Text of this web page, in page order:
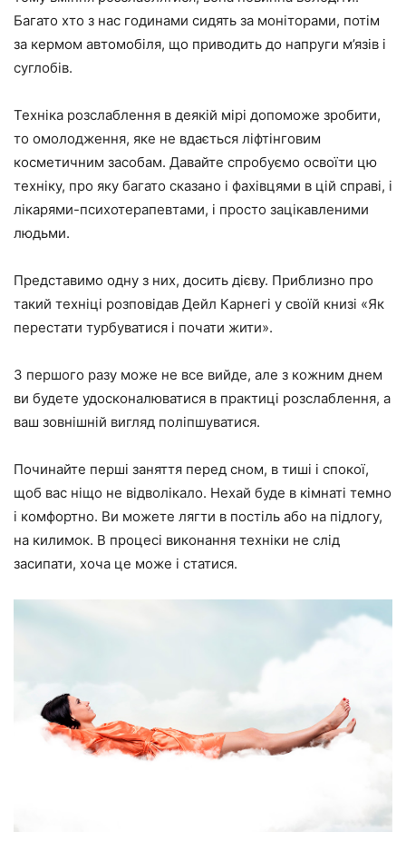
Багато хто з нас годинами сидять за моніторами, потім
за кермом автомобіля, що приводить до напруги м’язів і
суглобів.
Техніка розслаблення в деякій мірі допоможе зробити,
то омолодження, яке не вдається ліфтінговим
косметичним засобам. Давайте спробуємо освоїти цю
техніку, про яку багато сказано і фахівцями в цій справі, і
лікарями-психотерапевтами, і просто зацікавленими
людьми.
Представимо одну з них, досить дієву. Приблизно про
такий техніці розповідав Дейл Карнегі у своїй книзі «Як
перестати турбуватися і почати жити».
З першого разу може не все вийде, але з кожним днем
ви будете удосконалюватися в практиці розслаблення, а
ваш зовнішній вигляд поліпшуватися.
Починайте перші заняття перед сном, в тиші і спокої,
щоб вас ніщо не відволікало. Нехай буде в кімнаті темно
і комфортно. Ви можете лягти в постіль або на підлогу,
на килимок. В процесі виконання техніки не слід
засипати, хоча це може і статися.